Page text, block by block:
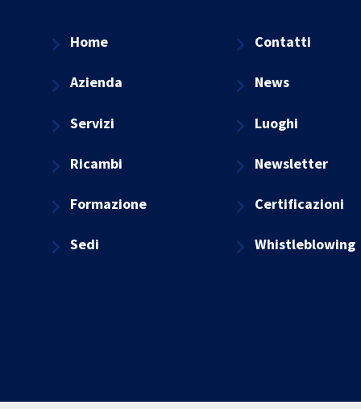
Home
Azienda
Servizi
Ricambi
Formazione
Sedi
Contatti
News
Luoghi
Newsletter
Certificazioni
Whistleblowing